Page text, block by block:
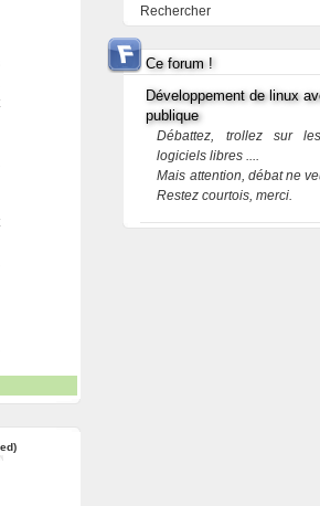
Rechercher
Ce forum !
Développement de linux
publique
Débattez, trollez sur
logiciels libres ....
Mais attention, débat ne
Restez courtois, merci.